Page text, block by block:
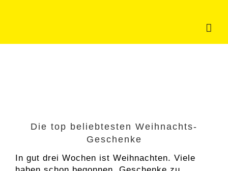
Die top beliebtesten Weihnachts-
Geschenke
In gut drei Wochen ist Weihnachten. Viele